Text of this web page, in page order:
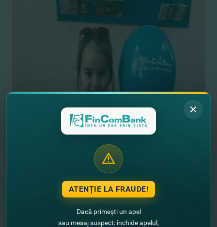
ATENȚIE LA FRAUDE!
Dacă primești un apel
sau mesaj suspect: închide apelul,